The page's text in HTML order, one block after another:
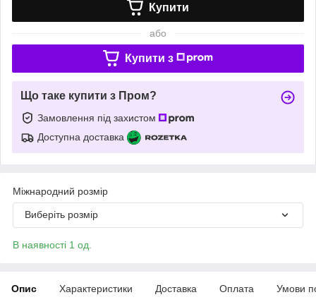
Купити
або
Купити з
Що таке купити з Пром?
Замовлення під захистом
Доступна доставка
Міжнародний розмір
Виберіть розмір
В наявності 1 од.
Опис Характеристики Доставка Оплата Умови